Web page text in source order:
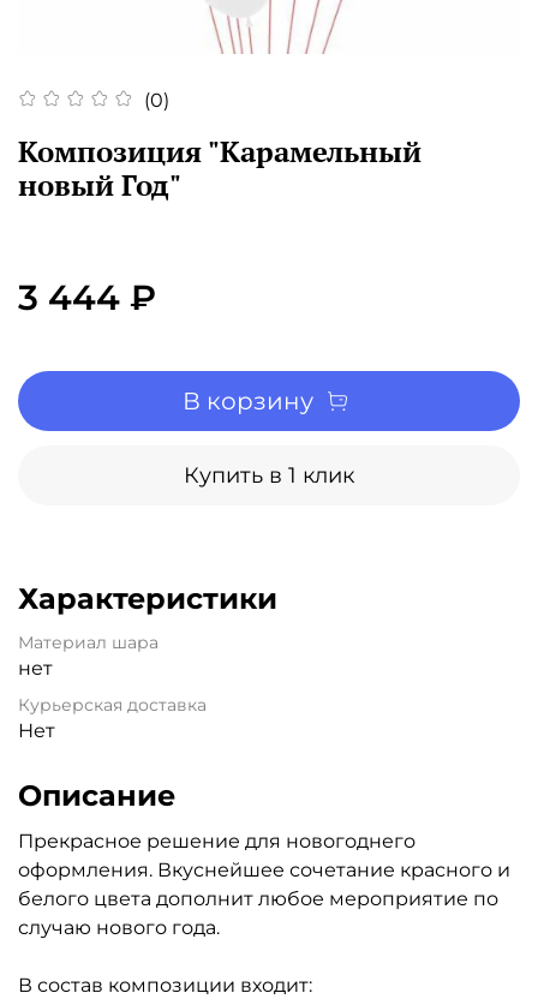
(0)
Композиция "Карамельный
новый Год"
3 444 ₽
В корзину
Купить в 1 клик
Характеристики
Материал шара
нет
Курьерская доставка
Нет
Описание
Прекрасное решение для новогоднего
оформления. Вкуснейшее сочетание красного и
белого цвета дополнит любое мероприятие по
случаю нового года.
В состав композиции входит: